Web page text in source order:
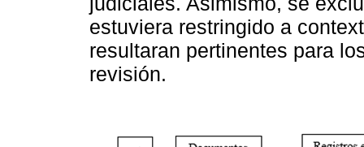
estuviera restringido a
resultaran pertinentes para
revisión.